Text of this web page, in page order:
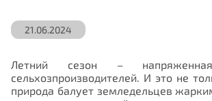
21.06.2024
Летний сезон –
сельхозпроизводителей. И это не
природа балует земледельцев